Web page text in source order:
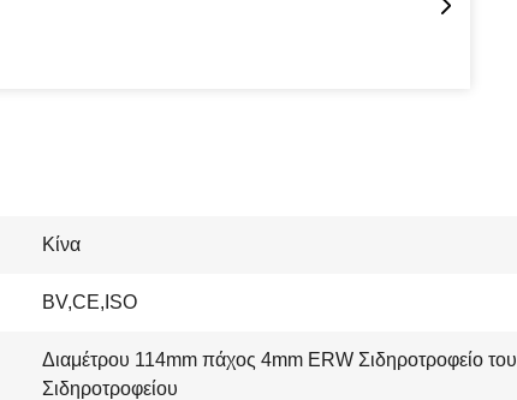
Κίνα
BV,CE,ISO
Διαμέτρου 114mm πάχος 4mm ERW Σιδηροτροφείο του
Σιδηροτροφείου